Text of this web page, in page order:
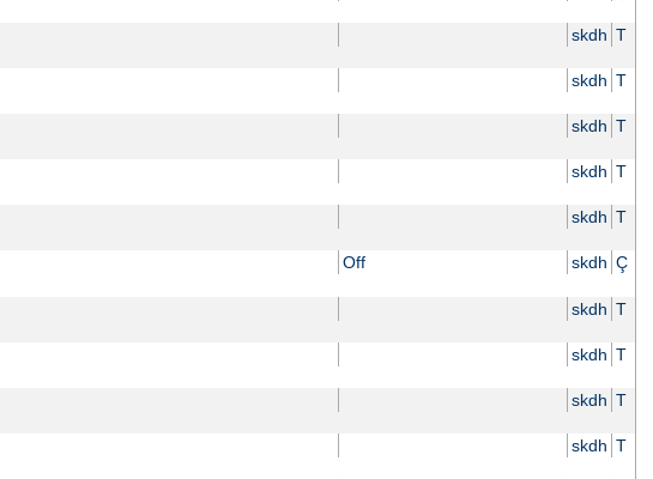
skdh T
skdh T
skdh T
skdh T
skdh T
Off skdh Ç
skdh T
skdh T
skdh T
skdh T